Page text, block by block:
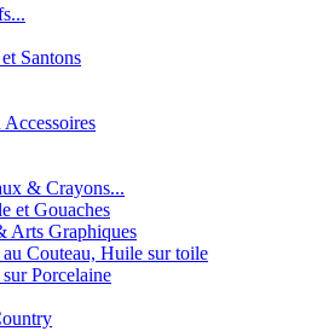
Santons
& Crayons...
et Gouaches
Arts Graphiques
au Couteau, Huile sur toile
Porcelaine